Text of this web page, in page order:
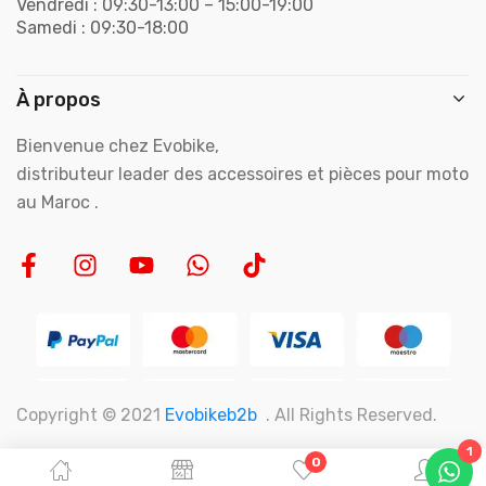
0
Vendredi : 09:30-13:00 – 15:00-19:00
Samedi : 09:30-18:00
À propos
Bienvenue chez Evobike,
distributeur leader des accessoires et pièces pour moto
au Maroc .
Copyright © 2021 Evobikeb2b . All Rights Reserved.
1